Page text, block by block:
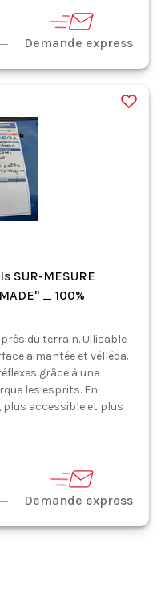
Demande express
SUR-MESURE
_ 100%
du terrain. Uilisable
aimantée et vélléda.
grâce à une
les esprits. En
accessible et plus
Demande express